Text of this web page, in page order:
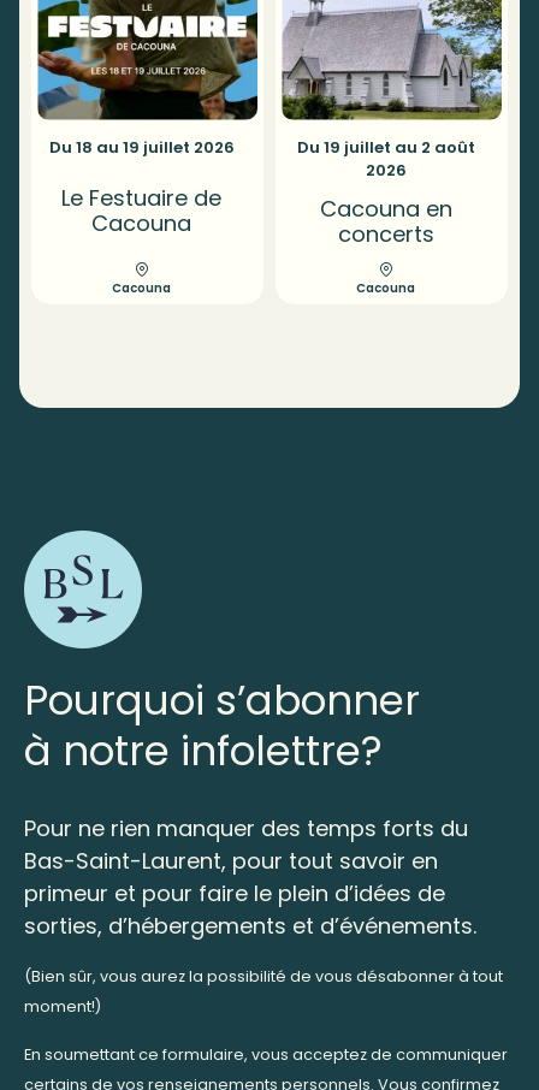
Du 18 au 19 juillet 2026
Le Festuaire de
Cacouna
Cacouna
Du 19 juillet au 2 août
2026
Cacouna en
concerts
Cacouna
Pourquoi s’abonner
à notre infolettre?
Pour ne rien manquer des temps forts du
Bas-Saint-Laurent, pour tout savoir en
primeur et pour faire le plein d’idées de
sorties, d’hébergements et d’événements.
(Bien sûr, vous aurez la possibilité de vous désabonner à tout
moment!)
En soumettant ce formulaire, vous acceptez de communiquer
certains de vos renseignements personnels. Vous confirmez